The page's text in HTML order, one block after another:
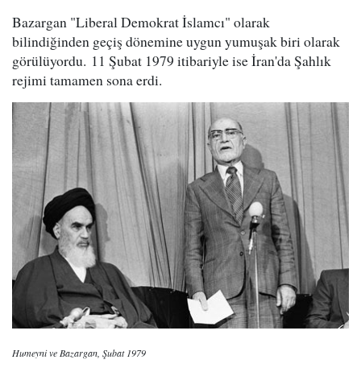
Bazargan "Liberal Demokrat İslamcı" olarak
bilindiğinden geçiş dönemine uygun yumuşak biri olarak
görülüyordu. 11 Şubat 1979 itibariyle ise İran'da Şahlık
rejimi tamamen sona erdi.
Humeyni ve Bazargan, Şubat 1979